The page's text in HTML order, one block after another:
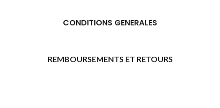
CONDITIONS GENERALES
REMBOURSEMENTS ET RETOURS